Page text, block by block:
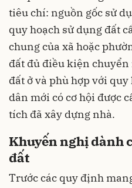
tiêu chí: nguồn gốc sử
quy hoạch sử dụng đất
chung của xã hoặc
đất đủ điều kiện
đất ở và phù hợp với
dân mới có cơ hội được
tích đã xây dựng nhà.
Khuyến nghị dành
đất
Trước các quy định